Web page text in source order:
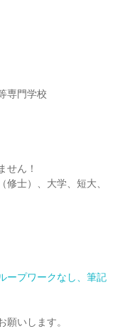
専門学校
せん！
士）、大学、短大、
ープワークなし、筆記
願いします。